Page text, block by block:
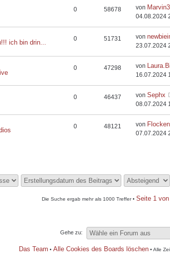
0 58678 von
04.08.2024
ich bin drin... 0 51731 von
23.07.2024
0 47298 von
16.07.2024
0 46437 vonSephx
08.07.2024
0 48121 von
07.07.2024
Die Suche ergab mehr als 1000 Treffer • Seite 1 von
Gehe zu:
Das Team • Alle Cookies des Boards löschen • Alle